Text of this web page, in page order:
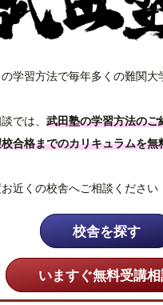
学習方法で毎年多くの難関大
では、 武田塾の学習方法のご
合格までのカリキュラムを無
近くの校舎へご相談ください
校舎を探す
いますぐ無料受講